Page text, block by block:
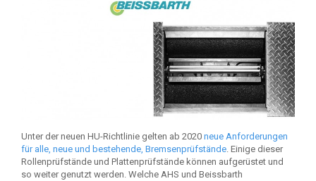
Unter der neuen HU-Richtlinie gelten ab 2020 neue Anforderungen
für alle, neue und bestehende, Bremsenprüfstände. Einige dieser
Rollenprüfstände und Plattenprüfstände können aufgerüstet und
so weiter genutzt werden. Welche AHS und Beissbarth